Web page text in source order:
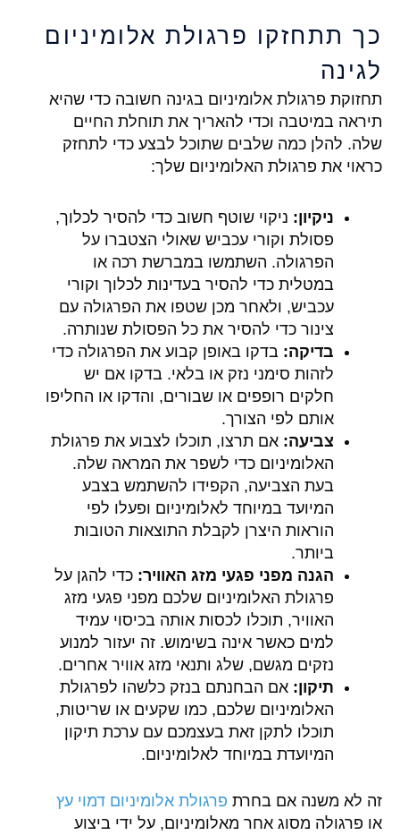
כך תתחזקו פרגולת אלומיניום
לגינה
תחזוקת פרגולת אלומיניום בגינה חשובה כדי שהיא
תיראה במיטבה וכדי להאריך את תוחלת החיים
שלה. להלן כמה שלבים שתוכל לבצע כדי לתחזק
כראוי את פרגולת האלומיניום שלך:
ניקיון: ניקוי שוטף חשוב כדי להסיר לכלוך,
פסולת וקורי עכביש שאולי הצטברו על
הפרגולה. השתמשו במברשת רכה או
במטלית כדי להסיר בעדינות לכלוך וקורי
עכביש, ולאחר מכן שטפו את הפרגולה עם
צינור כדי להסיר את כל הפסולת שנותרה.
בדיקה: בדקו באופן קבוע את הפרגולה כדי
לזהות סימני נזק או בלאי. בדקו אם יש
חלקים רופפים או שבורים, והדקו או החליפו
אותם לפי הצורך.
צביעה: אם תרצו, תוכלו לצבוע את פרגולת
האלומיניום כדי לשפר את המראה שלה.
בעת הצביעה, הקפידו להשתמש בצבע
המיועד במיוחד לאלומיניום ופעלו לפי
הוראות היצרן לקבלת התוצאות הטובות
ביותר.
הגנה מפני פגעי מזג האוויר: כדי להגן על
פרגולת האלומיניום שלכם מפני פגעי מזג
האוויר, תוכלו לכסות אותה בכיסוי עמיד
למים כאשר אינה בשימוש. זה יעזור למנוע
נזקים מגשם, שלג ותנאי מזג אוויר אחרים.
תיקון: אם הבחנתם בנזק כלשהו לפרגולת
האלומיניום שלכם, כמו שקעים או שריטות,
תוכלו לתקן זאת בעצמכם עם ערכת תיקון
המיועדת במיוחד לאלומיניום.
זה לא משנה אם בחרת פרגולת אלומיניום דמוי עץ
או פרגולה מסוג אחר מאלומיניום, על ידי ביצוע